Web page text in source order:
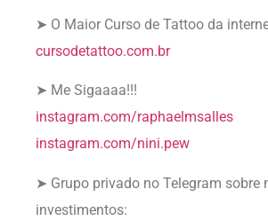
➤ O Maior Curso de Tattoo da
cursodetattoo.com.br
➤ Me Sigaaaa!!!
instagram.com/raphaelmsalles
instagram.com/nini.pew
➤ Grupo privado no Telegram sobre
investimentos: